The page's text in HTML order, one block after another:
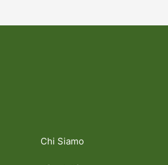
Chi Siamo